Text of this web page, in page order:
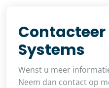
Contacteer
Systems
Wenst u meer
Neem dan contact op